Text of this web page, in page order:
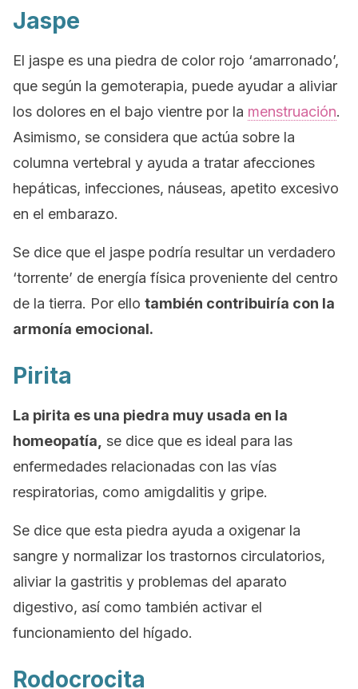
Jaspe
El jaspe es una piedra de color rojo ‘amarronado’,
que según la gemoterapia, puede ayudar a aliviar
los dolores en el bajo vientre por la menstruación.
Asimismo, se considera que actúa sobre la
columna vertebral y ayuda a tratar afecciones
hepáticas, infecciones, náuseas, apetito excesivo
en el embarazo.
Se dice que el jaspe podría resultar un verdadero
‘torrente’ de energía física proveniente del centro
de la tierra. Por ello también contribuiría con la
armonía emocional.
Pirita
La pirita es una piedra muy usada en la
homeopatía, se dice que es ideal para las
enfermedades relacionadas con las vías
respiratorias, como amigdalitis y gripe.
Se dice que esta piedra ayuda a oxigenar la
sangre y normalizar los trastornos circulatorios,
aliviar la gastritis y problemas del aparato
digestivo, así como también activar el
funcionamiento del hígado.
Rodocrocita